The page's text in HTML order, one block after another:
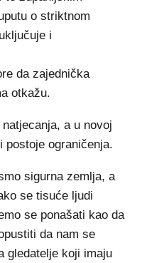
o striktnom
i
da zajednička
otkažu.
a u novoj
ograničenja.
sigurna zemlja, a
se tisuće ljudi
se ponašati kao da
da nam se
gledatelje koji imaju